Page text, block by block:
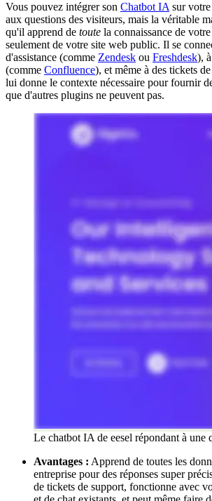
Vous pouvez intégrer son Chatbot IA sur
aux questions des visiteurs, mais la véritable
qu'il apprend de toute la connaissance de
seulement de votre site web public. Il se
d'assistance (comme Zendesk ou Freshdesk),
(comme Confluence), et même à des tickets
lui donne le contexte nécessaire pour fournir
que d'autres plugins ne peuvent pas.
Le chatbot IA de eesel répondant à une
Avantages : Apprend de toutes les
entreprise pour des réponses super
de tickets de support, fonctionne avec